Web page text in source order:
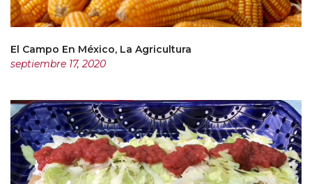
El Campo En México, La Agricultura
septiembre 17, 2020